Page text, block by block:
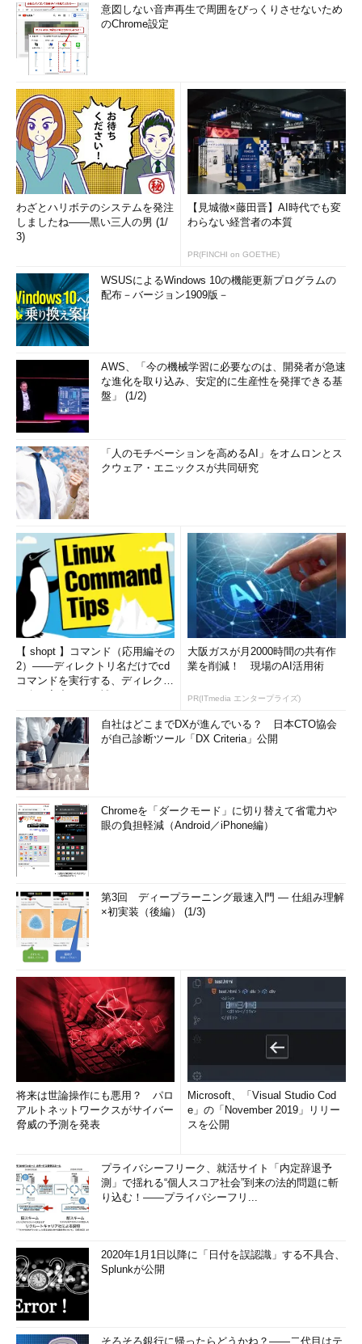
意図しない音声再生で周囲をびっくりさせないため
のChrome設定
わざとハリボテのシステムを発注
しましたね――黒い三人の男 (1/
3)
【見城徹×藤田晋】AI時代でも変
わらない経営者の本質
PR(FINCHI on GOETHE)
WSUSによるWindows 10の機能更新プログラムの
配布－バージョン1909版－
AWS、「今の機械学習に必要なのは、開発者が急速
な進化を取り込み、安定的に生産性を発揮できる基
盤」 (1/2)
「人のモチベーションを高めるAI」をオムロンとス
クウェア・エニックスが共同研究
【 shopt 】コマンド（応用編その
2）――ディレクトリ名だけでcd
コマンドを実行する、ディレクト
大阪ガスが月2000時間の共有作
業を削減！ 現場のAI活用術
PR(ITmedia エンタープライズ)
自社はどこまでDXが進んでいる？ 日本CTO協会
が自己診断ツール「DX Criteria」公開
Chromeを「ダークモード」に切り替えて省電力や
眼の負担軽減（Android／iPhone編）
第3回 ディープラーニング最速入門 ― 仕組み理解
×初実装（後編） (1/3)
将来は世論操作にも悪用？ パロ
アルトネットワークスがサイバー
脅威の予測を発表
Microsoft、「Visual Studio Cod
e」の「November 2019」リリー
スを公開
プライバシーフリーク、就活サイト「内定辞退予
測」で揺れる“個人スコア社会”到来の法的問題に斬
り込む！――プライバシーフリ...
2020年1月1日以降に「日付を誤認識」する不具合、
Splunkが公開
そろそろ銀行に帰ったらどうかね？――二代目はテ